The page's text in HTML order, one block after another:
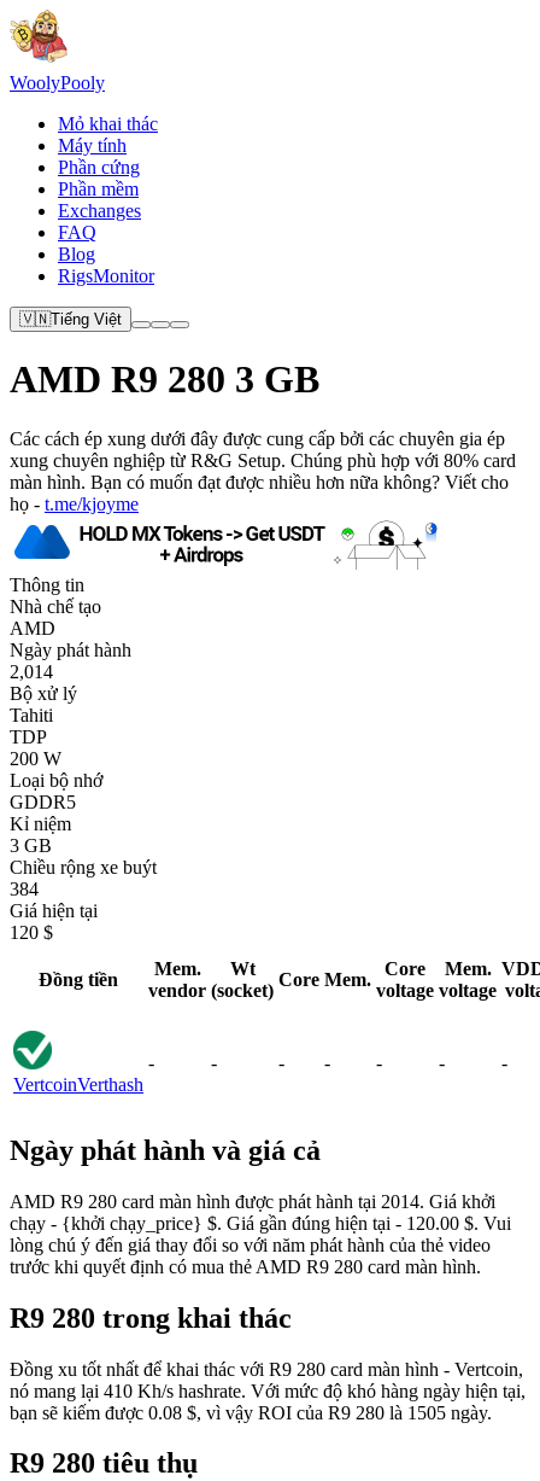
WoolyPooly
Mỏ khai thác
Máy tính
Phần cứng
Phần mềm
Exchanges
FAQ
Blog
RigsMonitor
🇻🇳Tiếng Việt
AMD R9 280 3 GB
Các cách ép xung dưới đây được cung cấp bởi các chuyên gia ép
xung chuyên nghiệp từ R&G Setup. Chúng phù hợp với 80% card
màn hình. Bạn có muốn đạt được nhiều hơn nữa không? Viết cho
họ - t.me/kjoyme
Thông tin
Nhà chế tạo
AMD
Ngày phát hành
2,014
Bộ xử lý
Tahiti
TDP
200 W
Loại bộ nhớ
GDDR5
Kỉ niệm
3 GB
Chiều rộng xe buýt
384
Giá hiện tại
120 $
Đồng tiền
Mem.
vendor
Wt
(socket)
Core Mem.
Core
voltage
Mem.
voltage
VertcoinVerthash
- - - - - - -
Ngày phát hành và giá cả
AMD R9 280 card màn hình được phát hành tại 2014. Giá khởi
chạy - {khởi chạy_price} $. Giá gần đúng hiện tại - 120.00 $. Vui
lòng chú ý đến giá thay đổi so với năm phát hành của thẻ video
trước khi quyết định có mua thẻ AMD R9 280 card màn hình.
R9 280 trong khai thác
Đồng xu tốt nhất để khai thác với R9 280 card màn hình - Vertcoin,
nó mang lại 410 Kh/s hashrate. Với mức độ khó hàng ngày hiện tại,
bạn sẽ kiếm được 0.08 $, vì vậy ROI của R9 280 là 1505 ngày.
R9 280 tiêu thụ